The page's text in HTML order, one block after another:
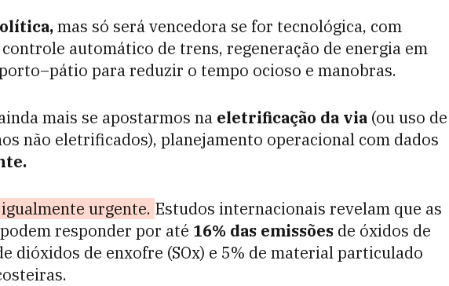
mas só será vencedora se for tecnológica, com
automático de trens, regeneração de energia em
para reduzir o tempo ocioso e manobras.
mais se apostarmos na eletrificação da via (ou uso de
não eletrificados), planejamento operacional com dados
urgente. Estudos internacionais revelam que as
podem responder por até 16% das emissões de óxidos de
dióxidos de enxofre (SOx) e 5% de material particulado